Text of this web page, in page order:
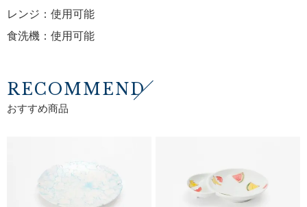
レンジ：使用可能
食洗機：使用可能
RECOMMEND
おすすめ商品